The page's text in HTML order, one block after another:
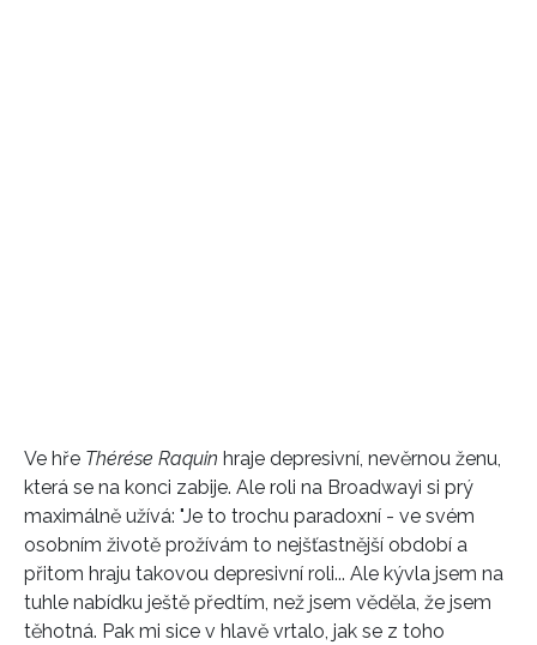
Ve hře Thérése Raquin hraje depresivní, nevěrnou ženu,
která se na konci zabije. Ale roli na Broadwayi si prý
maximálně užívá: "Je to trochu paradoxní - ve svém
osobním životě prožívám to nejšťastnější období a
přitom hraju takovou depresivní roli... Ale kývla jsem na
tuhle nabídku ještě předtím, než jsem věděla, že jsem
těhotná. Pak mi sice v hlavě vrtalo, jak se z toho